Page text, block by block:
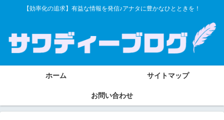
【効率化の追求】有益な情報を発信♪アナタに豊かなひとときを！
ホーム サイトマップ
お問い合わせ